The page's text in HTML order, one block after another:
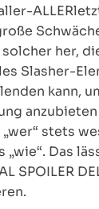
solcher her,
Slasher-
kann,
„wer“ stets
„wie“. Das
SPOILER